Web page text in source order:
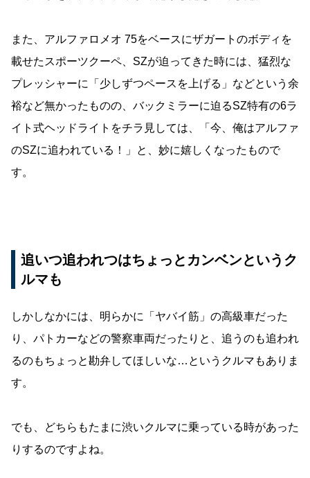
また、アルファロメオ 75をベースにザガートのボディを
載せたスポーツクーペ、SZが迫ってきた時には、猛烈な
プレッシャーに「少しずつペースを上げる」などという余
裕など無かったものの、バックミラーに迫るSZ特有の6ラ
イト式ヘッドライトをチラ見しては、「今、俺はアルファ
のSZに追われている！」と、妙に嬉しくなったもので
す。
追いつ追われつはちょっとカンベンというク
ルマも
しかしなかには、明らかに「ヤバイ筋」の高級車だった
り、パトカーなどの警察車両だったりと、追うのも追われ
るのもちょっと勘弁してほしいな…というクルマもありま
す。
でも、どちらもたまに渋いクルマに乗っている時があった
りするのですよね。